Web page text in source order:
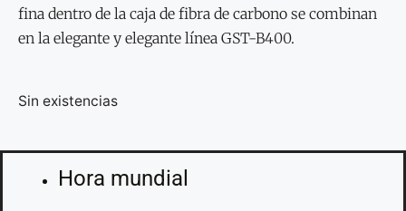
fina dentro de la caja de fibra de carbono se combinan
en la elegante y elegante línea GST-B400.
Sin existencias
Hora mundial